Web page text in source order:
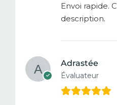
Envoi rapide.
description.
Adrastée
Évaluateur